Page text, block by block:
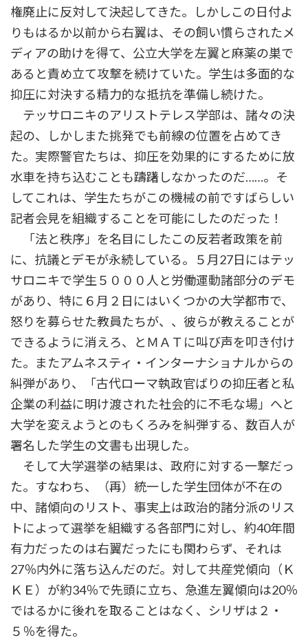
権廃止に反対して決起してきた。しかしこの日付よ
りもはるか以前から右翼は、その飼い慣らされたメ
ディアの助けを得て、公立大学を左翼と麻薬の巣で
あると責め立て攻撃を続けていた。学生は多面的な
抑圧に対決する精力的な抵抗を準備し続けた。
テッサロニキのアリストテレス学部は、諸々の決
起の、しかしまた挑発でも前線の位置を占めてき
た。実際警官たちは、抑圧を効果的にするために放
水車を持ち込むことも躊躇しなかったのだ……。そ
してこれは、学生たちがこの機械の前ですばらしい
記者会見を組織することを可能にしたのだった！
「法と秩序」を名目にしたこの反若者政策を前
に、抗議とデモが永続している。５月27日にはテッ
サロニキで学生５０００人と労働運動諸部分のデモ
があり、特に６月２日にはいくつかの大学都市で、
怒りを募らせた教員たちが、、彼らが教えることが
できるように消えろ、とＭＡＴに叫び声を叩き付け
た。またアムネスティ・インターナショナルからの
糾弾があり、「古代ローマ執政官ばりの抑圧者と私
企業の利益に明け渡された社会的に不毛な場」へと
大学を変えようとのもくろみを糾弾する、数百人が
署名した学生の文書も出現した。
そして大学選挙の結果は、政府に対する一撃だっ
た。すなわち、（再）統一した学生団体が不在の
中、諸傾向のリスト、事実上は政治的諸分派のリス
トによって選挙を組織する各部門に対し、約40年間
有力だったのは右翼だったにも関わらず、それは
27％内外に落ち込んだのだ。対して共産党傾向（Ｋ
ＫＥ）が約34％で先頭に立ち、急進左翼傾向は20％
ではるかに後れを取ることはなく、シリザは２・
５％を得た。